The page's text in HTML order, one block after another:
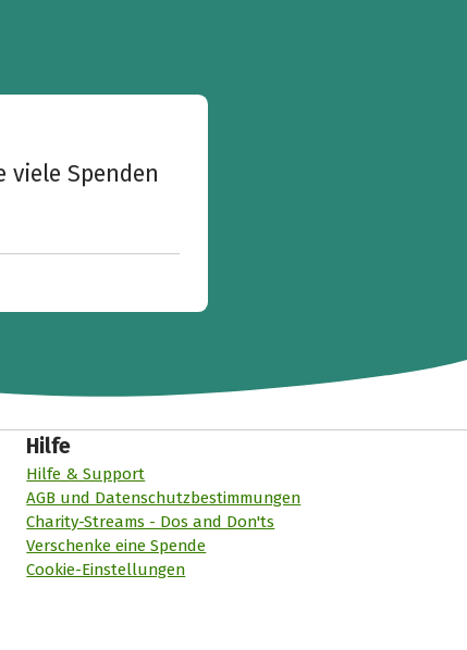
Spenden
Hilfe
Hilfe & Support
AGB und Datenschutzbestimmungen
Charity-Streams - Dos and Don'ts
Verschenke eine Spende
Cookie-Einstellungen